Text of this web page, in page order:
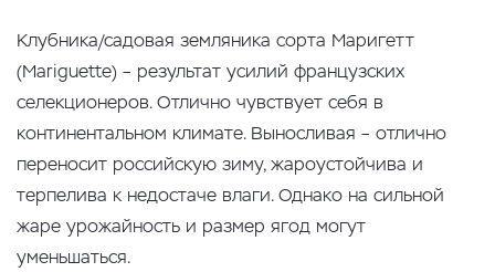
Клубника/садовая земляника сорта Маригетт
(Mariguette) – результат усилий французских
селекционеров. Отлично чувствует себя в
континентальном климате. Выносливая – отлично
переносит российскую зиму, жароустойчива и
терпелива к недостаче влаги. Однако на сильной
жаре урожайность и размер ягод могут
уменьшаться.